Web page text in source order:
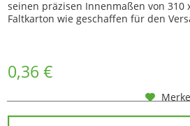
seinen präzisen Innenmaßen von 310
Faltkarton wie geschaffen für den
0,36 €